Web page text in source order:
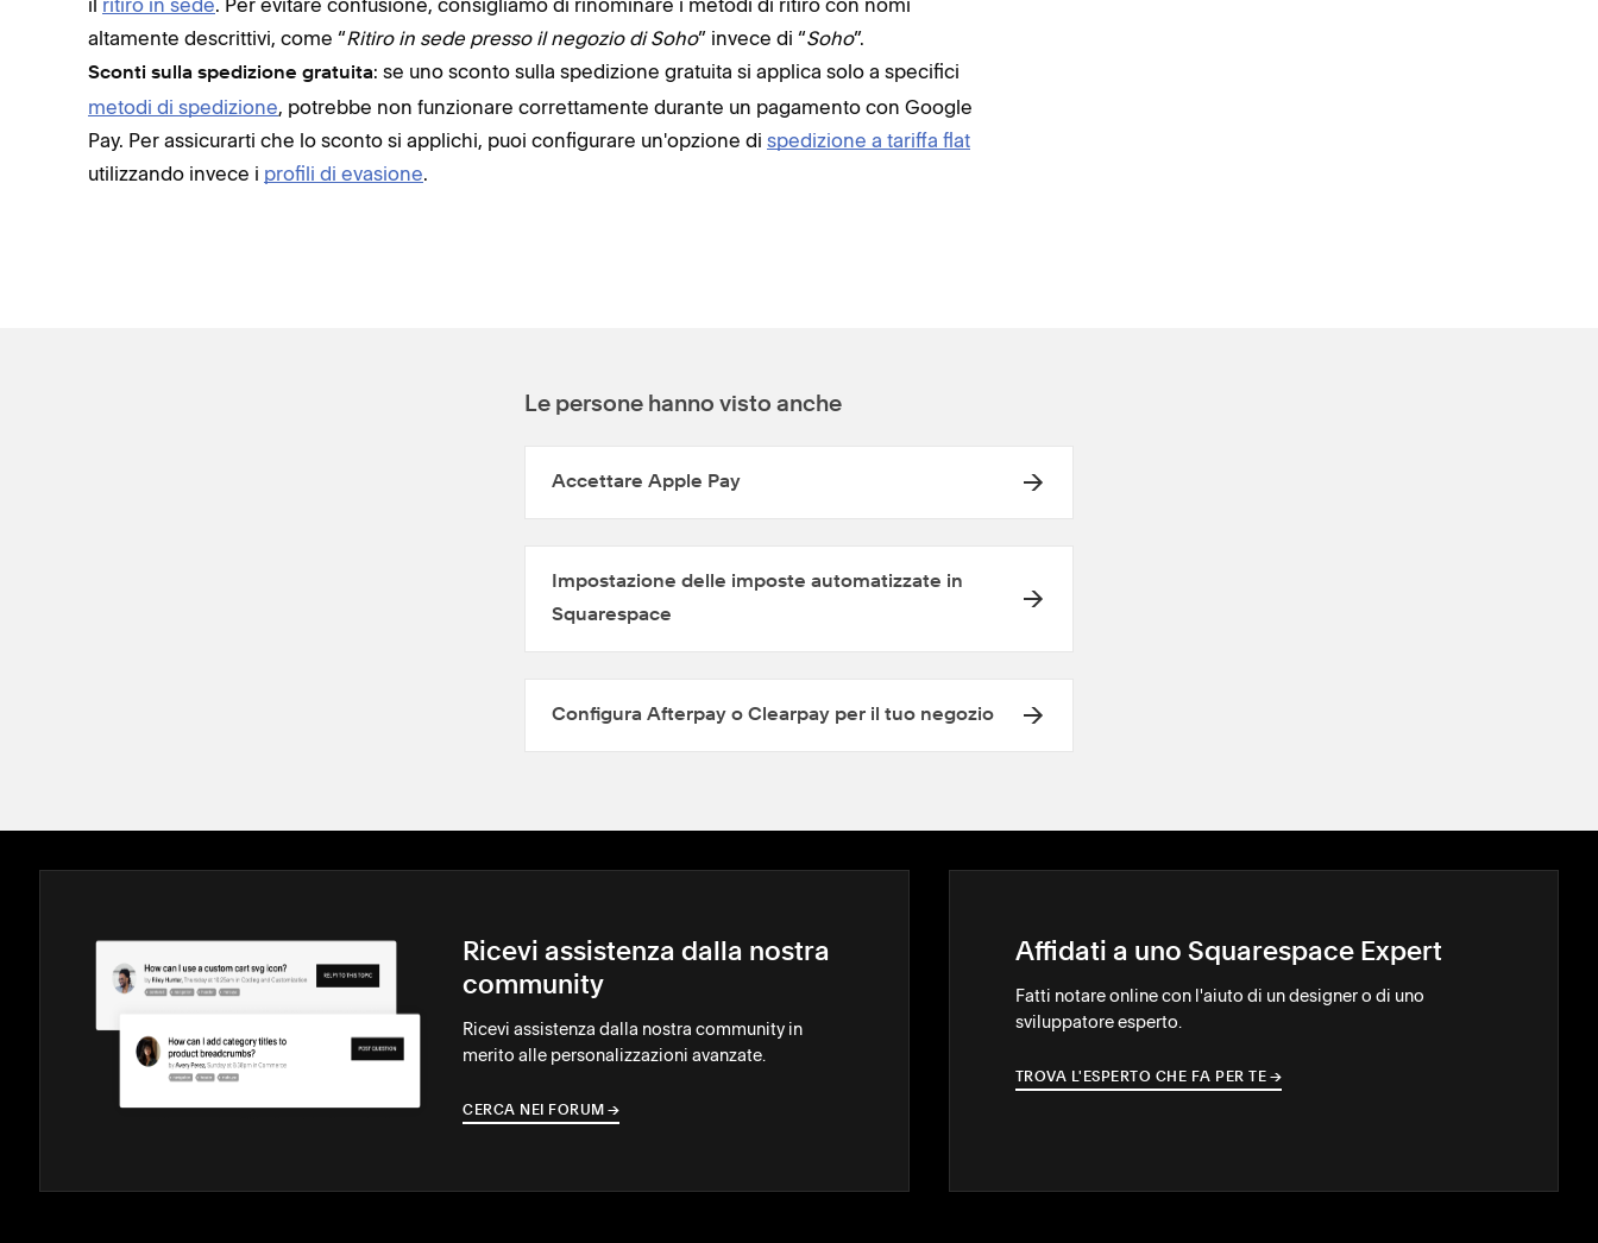
altamente descrittivi, come “Ritiro in sede presso il negozio di Soho” invece di “Soho”.
Sconti sulla spedizione gratuita: se uno sconto sulla spedizione gratuita si applica solo a specifici
metodi di spedizione, potrebbe non funzionare correttamente durante un pagamento con Google
Pay. Per assicurarti che lo sconto si applichi, puoi configurare un'opzione di spedizione a tariffa flat
utilizzando invece i profili di evasione.
Le persone hanno visto anche
Accettare Apple Pay
Impostazione delle imposte automatizzate in
Squarespace
Configura Afterpay o Clearpay per il tuo negozio
Ricevi assistenza dalla nostra
community
Ricevi assistenza dalla nostra community in
merito alle personalizzazioni avanzate.
CERCA NEI FORUM →
→
Affidati a uno Squarespace Expert
Fatti notare online con l'aiuto di un designer o di uno
sviluppatore esperto.
TROVA L'ESPERTO CHE FA PER TE →
→